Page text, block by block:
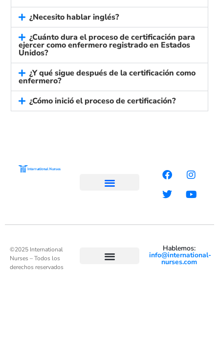
¿Necesito hablar inglés?
¿Cuánto dura el proceso de certificación para
ejercer como enfermero registrado en Estados
Unidos?
¿Y qué sigue después de la certificación como
enfermero?
¿Cómo inició el proceso de certificación?
©️2025 International
Nurses – Todos los
derechos reservados
Hablemos:
info@international-
nurses.com